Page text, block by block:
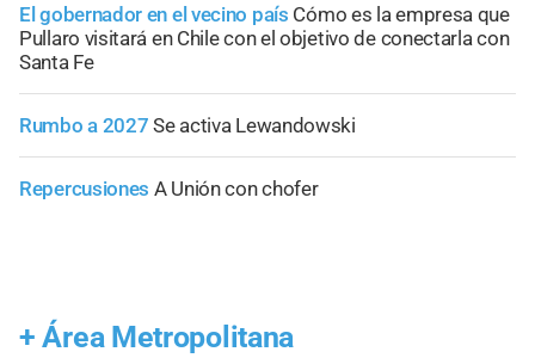
El gobernador en el vecino país Cómo es la empresa que
Pullaro visitará en Chile con el objetivo de conectarla con
Santa Fe
Rumbo a 2027 Se activa Lewandowski
Repercusiones A Unión con chofer
+ Área Metropolitana